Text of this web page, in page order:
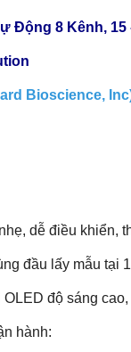
Động 8 Kênh, 15
Bioscience,
dễ điều khiển,
đầu lấy mẫu tại
OLED độ sáng
hành: